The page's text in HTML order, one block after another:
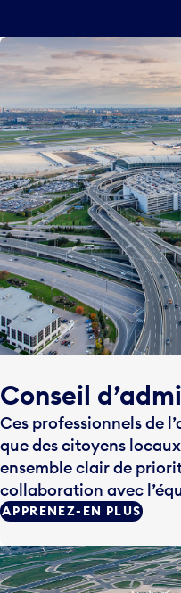
Conseil
Ces professionnels de
que des citoyens
ensemble clair de
collaboration avec
APPRENEZ-EN PLUS